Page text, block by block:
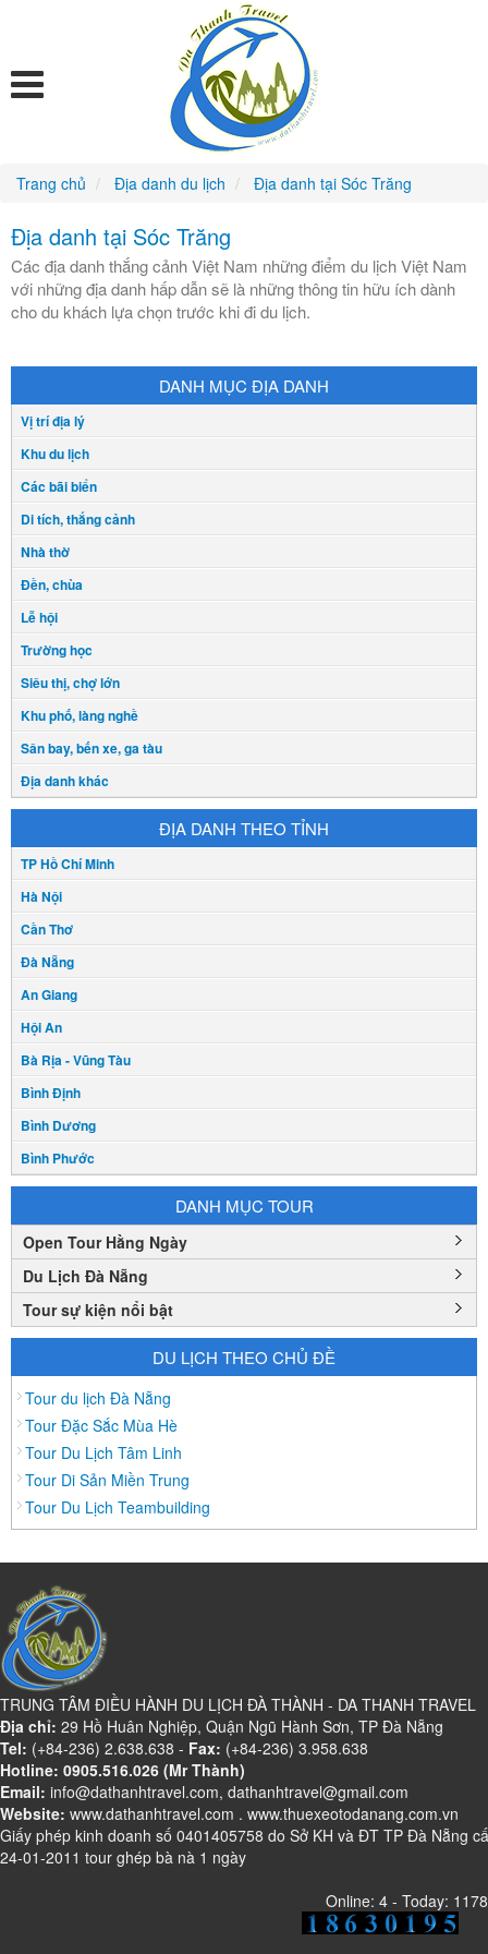
Trang chủ Địa danh du lịch Địa danh tại Sóc Trăng
Địa danh tại Sóc Trăng
Các địa danh thắng cảnh Việt Nam những điểm du lịch Việt Nam
với những địa danh hấp dẫn sẽ là những thông tin hữu ích dành
cho du khách lựa chọn trước khi đi du lịch.
DANH MỤC ĐỊA DANH
Vị trí địa lý
Khu du lịch
Các bãi biển
Di tích, thắng cảnh
Nhà thờ
Đền, chùa
Lễ hội
Trường học
Siêu thị, chợ lớn
Khu phố, làng nghề
Sân bay, bến xe, ga tàu
Địa danh khác
ĐỊA DANH THEO TỈNH
TP Hồ Chí Minh
Hà Nội
Cần Thơ
Đà Nẵng
An Giang
Hội An
Bà Rịa - Vũng Tàu
Bình Định
Bình Dương
Bình Phước
Bình Thuận
Bắc Cạn
Bắc Giang
Bắc Ninh
Bạc Liêu
Cao Bằng
Daknông
Đồng Nai
Đồng Tháp
Điện Biên
Gia Lai
Hà Giang
Hà Nam
Hà Tĩnh
Hà Tây
Hòa Bình
Hậu Giang
Hải Dương
DANH MỤC TOUR
Open Tour Hằng Ngày
Du Lịch Đà Nẵng
Tour sự kiện nổi bật
DU LỊCH THEO CHỦ ĐỀ
Tour du lịch Đà Nẵng
Tour Đặc Sắc Mùa Hè
Tour Du Lịch Tâm Linh
Tour Di Sản Miền Trung
Tour Du Lịch Teambuilding
TRUNG TÂM ĐIỀU HÀNH DU LỊCH ĐÀ THÀNH - DA THANH TRAVEL
Địa chỉ: 29 Hồ Huân Nghiệp, Quận Ngũ Hành Sơn, TP Đà Nẵng
Tel: (+84-236) 2.638.638 - Fax: (+84-236) 3.958.638
Hotline: 0905.516.026 (Mr Thành)
Email: info@dathanhtravel.com, dathanhtravel@gmail.com
Website: www.dathanhtravel.com . www.thuexeotodanang.com.vn
Giấy phép kinh doanh số 0401405758 do Sở KH và ĐT TP Đà Nẵng
24-01-2011 tour ghép bà nà 1 ngày
Online: 4 - Today: 1178